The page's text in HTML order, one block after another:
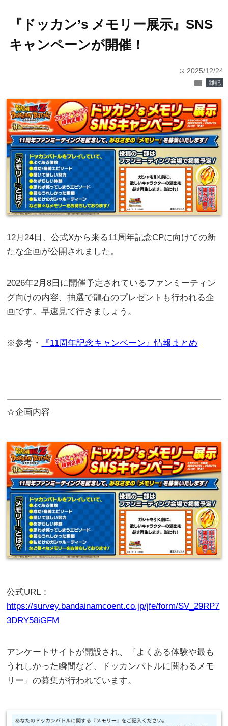
『ドッカン’s メモリー展示』SNS
キャンペーンが開催！
time 2025/12/24
folder 雑記
12月24日、公式Xから来る11周年記念CPに向けての新
たな企画が公開されました。
2026年2月8日に開催予定されているファンミーティン
グ向けの内容、抽選で龍石のプレゼントも行われる企
画です。早速見て行きましょう。
※参考・ 『11周年記念キャンペーン』情報まとめ
☆企画内容
公式URL：
https://survey.bandainamcoent.co.jp/jfe/form/SV_29RP7
3DRY58iGFM
アンケートサイトが開設され、『よくある体験や最も
うれしかった瞬間など、ドッカンバトルに関わるメモ
リー』の募集が行われています。